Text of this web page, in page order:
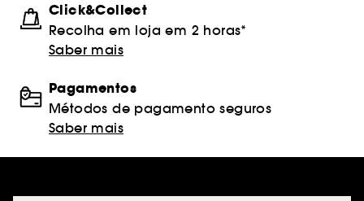
Click&Collect
Recolha em loja em 2 horas*
Saber mais
Pagamentos
Métodos de pagamento seguros
Saber mais